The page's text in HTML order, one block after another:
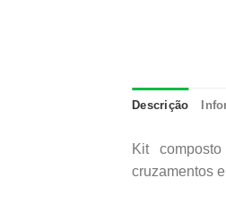
Descrição
Kit composto
cruzamentos